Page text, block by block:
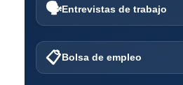
🗣️Entrevistas de trabajo
📋Bolsa de empleo